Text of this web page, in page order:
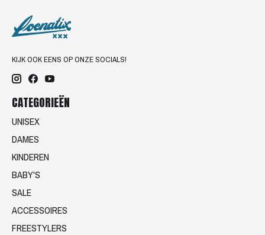
KIJK OOK EENS OP ONZE SOCIALS!
CATEGORIEËN
UNISEX
DAMES
KINDEREN
BABY'S
SALE
ACCESSOIRES
FREESTYLERS